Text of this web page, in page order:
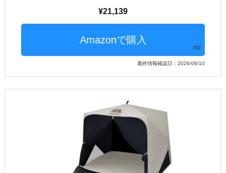
21,139
PR
最終情報確認日：2026/06/10